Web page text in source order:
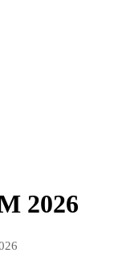
2026